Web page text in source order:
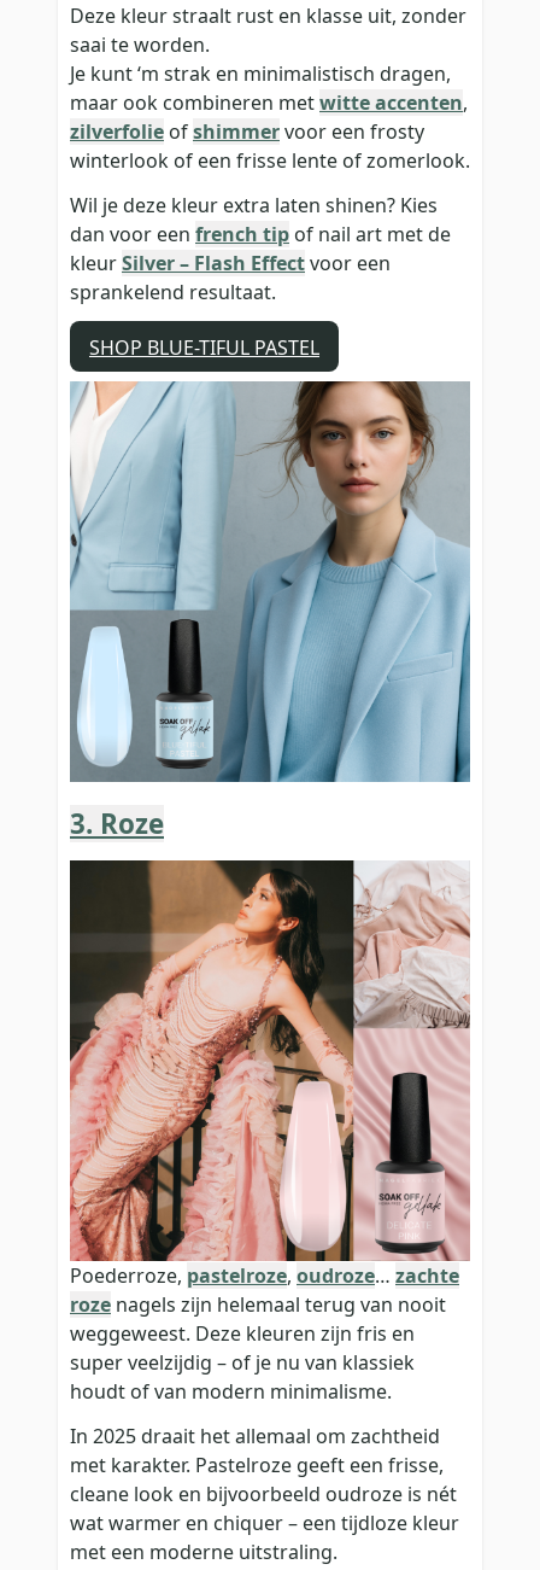
Deze kleur straalt rust en klasse uit, zonder
saai te worden.
Je kunt ‘m strak en minimalistisch dragen,
maar ook combineren metwitte accenten,
zilverfolie ofshimmervoor een frosty
winterlook of een frisse lente of zomerlook.
Wil je deze kleur extra laten shinen? Kies
dan voor een french tip of nail art met de
kleurSilver – Flash Effectvoor een
sprankelend resultaat.
SHOP BLUE-TIFUL PASTEL
3. Roze
Poederroze, pastelroze, oudroze… zachte
roze nagels zijn helemaal terug van nooit
weggeweest. Deze kleuren zijn fris en
super veelzijdig – of je nu van klassiek
houdt of van modern minimalisme.
In 2025 draait het allemaal om zachtheid
met karakter. Pastelroze geeft een frisse,
cleane look en bijvoorbeeld oudroze is nét
wat warmer en chiquer – een tijdloze kleur
met een moderne uitstraling.